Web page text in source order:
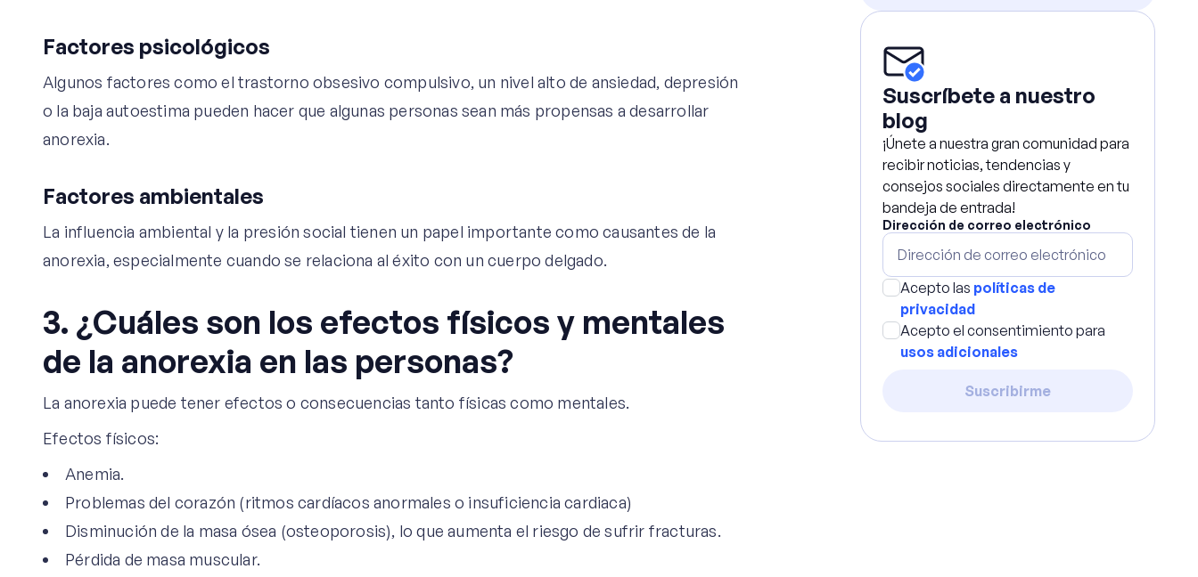
Factores psicológicos
Algunos factores como el trastorno obsesivo compulsivo, un nivel alto de ansiedad, depresión
o la baja autoestima pueden hacer que algunas personas sean más propensas a desarrollar
anorexia.
Factores ambientales
La influencia ambiental y la presión social tienen un papel importante como causantes de la
anorexia, especialmente cuando se relaciona al éxito con un cuerpo delgado.
3. ¿Cuáles son los efectos físicos y mentales
de la anorexia en las personas?
La anorexia puede tener efectos o consecuencias tanto físicas como mentales.
Efectos físicos:
Anemia.
Problemas del corazón (ritmos cardíacos anormales o insuficiencia cardiaca)
Disminución de la masa ósea (osteoporosis), lo que aumenta el riesgo de sufrir fracturas.
Pérdida de masa muscular.
Suscríbete a nuestro
blog
¡Únete a nuestra gran comunidad para
recibir noticias, tendencias y
consejos sociales directamente en tu
bandeja de entrada!
Dirección de correo electrónico
Acepto las políticas de
privacidad
Acepto el consentimiento para
usos adicionales
Suscribirme